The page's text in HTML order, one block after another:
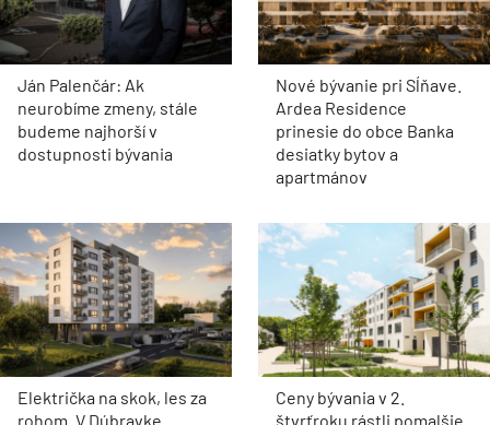
Ján Palenčár: Ak
neurobíme zmeny, stále
budeme najhorší v
dostupnosti bývania
Nové bývanie pri Sĺňave.
Ardea Residence
prinesie do obce Banka
desiatky bytov a
apartmánov
Električka na skok, les za
rohom. V Dúbravke
Ceny bývania v 2.
štvrťroku rástli pomalšie.